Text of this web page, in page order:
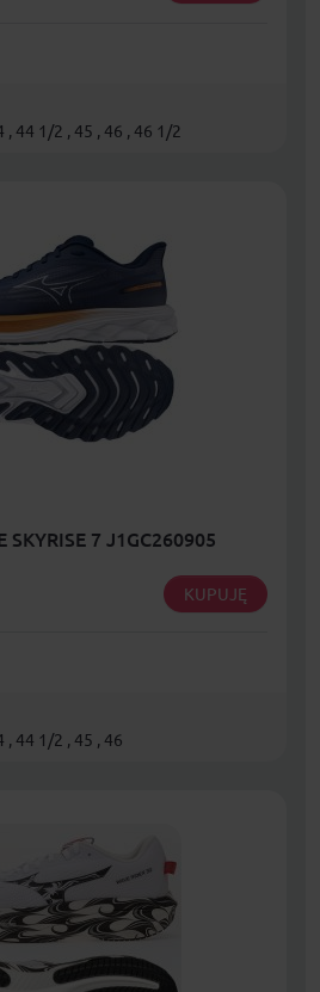
, 44 1/2 , 45 , 46 , 46 1/2
7 J1GC260905
KUPUJĘ
, 44 1/2 , 45 , 46